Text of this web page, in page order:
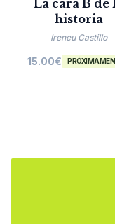
La cara B de
historia
Ireneu Castillo
15.00€